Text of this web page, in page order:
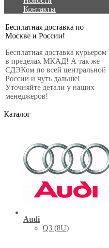
Контакты
Бесплатная доставка по
Москве и России!
Бесплатная доставка курьером
в пределах МКАД! А так же
СДЭКом по всей центральной
России и чуть дальше!
Уточняйте детали у наших
менеджеров!
Каталог
Audi
Q3 (8U)